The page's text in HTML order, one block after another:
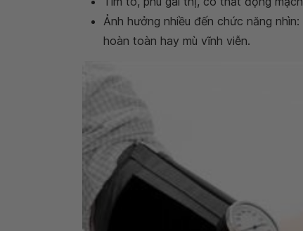
Ảnh hưởng nhiều đến chức năng nhìn:
hoàn toàn hay mù vĩnh viễn.